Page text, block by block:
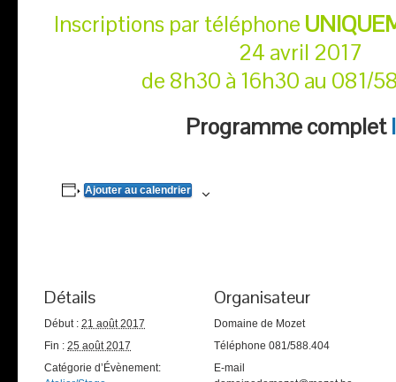
Inscriptions par téléphone
24 avril 2017
de 8h30 à 16h30 au 081/
Programme complet
Ajouter au calendrier
Détails
Début : 21 août 2017
Fin : 25 août 2017
Catégorie d’Évènement:
Organisateur
Domaine de Mozet
Téléphone 081/588.404
E-mail